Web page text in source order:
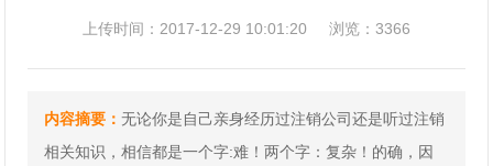
厦门落户
关于我们
上传时间：2017-12-29 10:01:20 浏览：3366
内容摘要：无论你是自己亲身经历过注销公司还是听过注销
相关知识，相信都是一个字:难！两个字：复杂！的确，因